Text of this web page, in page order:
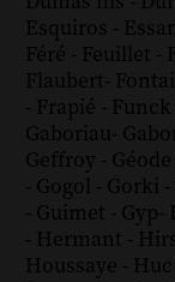
Esquiros -
Féré - Feuillet -
Flaubert-
- Frapié -
Gaboriau-
Geffroy -
- Gogol - Gorki -
- Guimet - Gyp-
- Hermant -
Houssaye - Huc